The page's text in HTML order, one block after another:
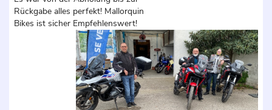
Rückgabe alles perfekt! Mallorquin
Bikes ist sicher Empfehlenswert!